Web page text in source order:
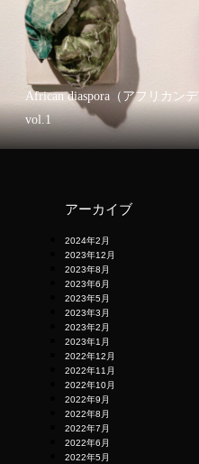
African diaspora（アフリカン
vol.1
アーカイブ
2024年2月
2023年12月
2023年8月
2023年6月
2023年5月
2023年3月
2023年2月
2023年1月
2022年12月
2022年11月
2022年10月
2022年9月
2022年8月
2022年7月
2022年6月
2022年5月